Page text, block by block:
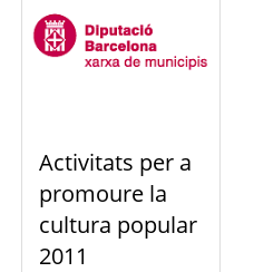
Activitats per a
promoure la
cultura popular
2011